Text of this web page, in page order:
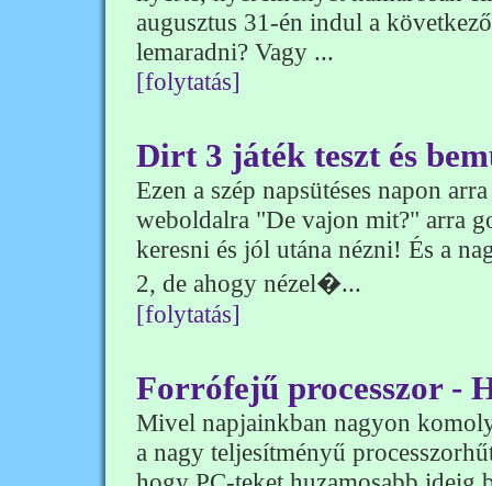
augusztus 31-én indul a
lemaradni? Vagy ...
[folytatás]
Dirt 3 játék teszt és
Ezen a szép napsütéses napon
weboldalra "De vajon mit?" arra
keresni és jól utána nézni! És a
2, de ahogy nézel�...
[folytatás]
Forrófejű processzor -
Mivel napjainkban nagyon
a nagy teljesítményű